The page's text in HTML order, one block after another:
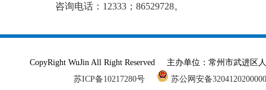
咨询电话：12333；86529728。
CopyRight WuJin All Right Reserved 主办单位：常州市武进
苏ICP备10217280号
苏公网安备